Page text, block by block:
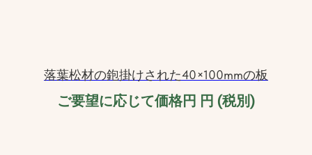
落葉松材の鉋掛けされた40×100mmの板
ご要望に応じて価格円 円 (税別)